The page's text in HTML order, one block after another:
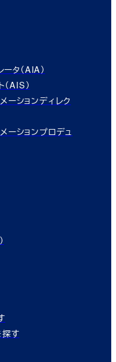
タ（AIA）
AIS）
ーションディレク
ーションプロデュ
探す